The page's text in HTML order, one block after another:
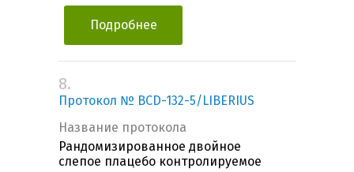
Подробнее
8.
Протокол № BCD-132-5/LIBERIUS
Название протокола
Рандомизированное двойное
слепое плацебо контролируемое